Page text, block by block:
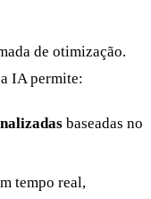
de otimização.
IA permite:
baseadas no
tempo real,